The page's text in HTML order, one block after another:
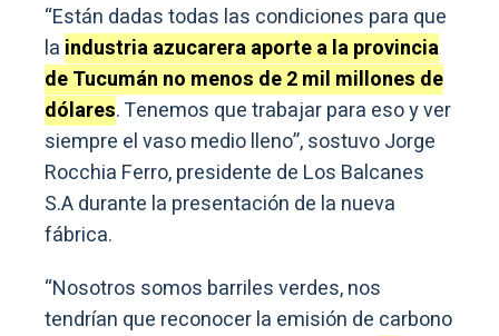
“Están dadas todas las condiciones para que
la industria azucarera aporte a la provincia
de Tucumán no menos de 2 mil millones de
dólares. Tenemos que trabajar para eso y ver
siempre el vaso medio lleno”, sostuvo Jorge
Rocchia Ferro, presidente de Los Balcanes
S.A durante la presentación de la nueva
fábrica.
“Nosotros somos barriles verdes, nos
tendrían que reconocer la emisión de carbono